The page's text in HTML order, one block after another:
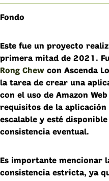
Fondo
Este fue un proyecto
primera mitad de 2021.
Rong Chew con Ascenda
la tarea de crear una
con el uso de Amazon
requisitos de la aplicación
escalable y esté
consistencia eventual.
Es importante mencionar
consistencia estricta, ya